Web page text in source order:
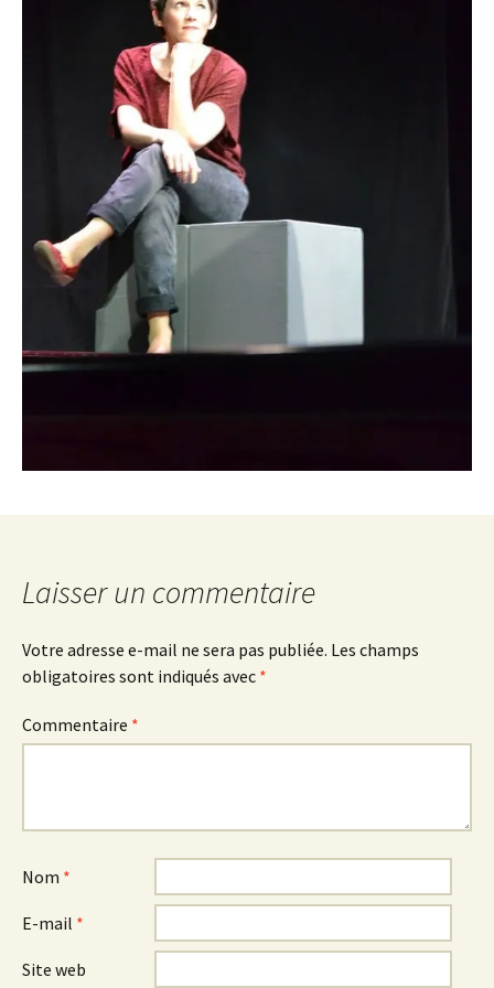
Laisser un commentaire
Votre adresse e-mail ne sera pas publiée. Les champs
obligatoires sont indiqués avec *
Commentaire *
Nom *
E-mail *
Site web